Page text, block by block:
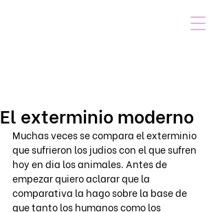
El exterminio moderno
Muchas veces se compara el exterminio
que sufrieron los judios con el que sufren
hoy en dia los animales. Antes de
empezar quiero aclarar que la
comparativa la hago sobre la base de
que tanto los humanos como los